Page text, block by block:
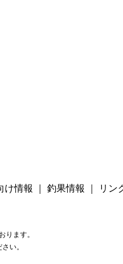
け情報 ｜ 釣果情報 ｜ リン
ます。
い。